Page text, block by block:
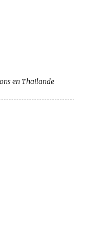
en Thailande